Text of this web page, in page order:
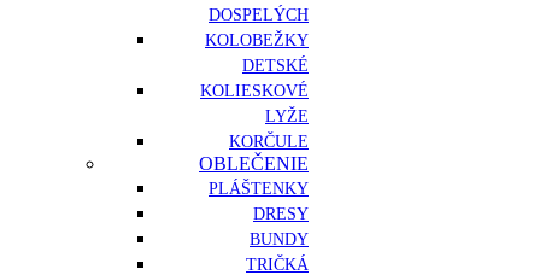
DOSPELÝCH
KOLOBEŽKY
DETSKÉ
KOLIESKOVÉ
LYŽE
KORČULE
OBLEČENIE
PLÁŠTENKY
DRESY
BUNDY
TRIČKÁ